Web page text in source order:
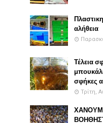
αλήθεια
Τέλεια
σφήκες
Τρίτη,